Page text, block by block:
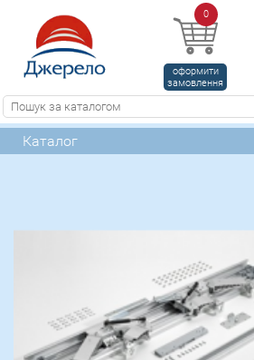
0
оформити
замовлення
Каталог